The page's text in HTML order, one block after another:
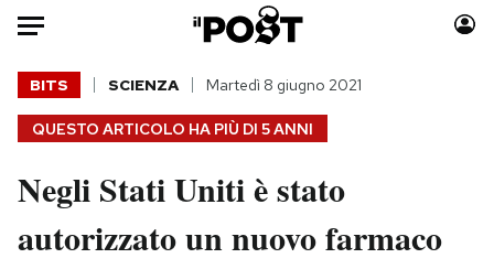
Auto
HOME
Italia
Politica
Moda
Consumismi
QUESTO ARTICOLO HA PIÙ DI 5 ANNI
BITS SCIENZA Martedì 8 giugno 2021
Negli Stati Uniti è stato
autorizzato un nuovo farmaco